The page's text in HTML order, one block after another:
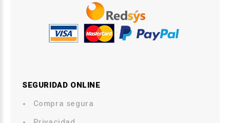
SEGURIDAD ONLINE
Compra segura